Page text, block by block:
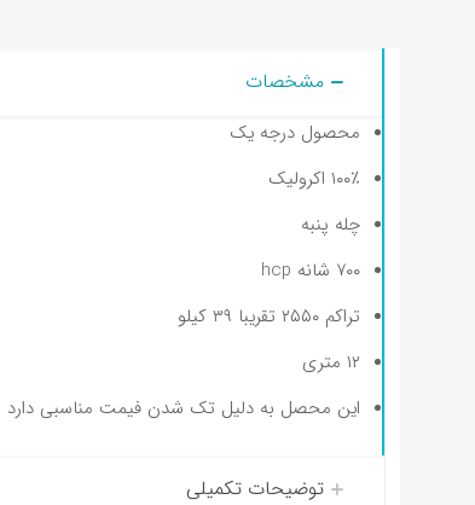
مشخصات
محصول درجه یک
۱۰۰٪ اکرولیک
چله پنبه
۷۰۰ شانه hcp
تراکم ۲۵۵۰ تقریبا ۳۹ کیلو
۱۲ متری
این محصل به دلیل تک شدن فیمت مناسبی دارد
توضیحات تکمیلی